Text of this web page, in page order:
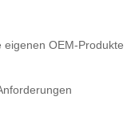
OEM-Produkte